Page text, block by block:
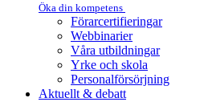
Öka din kompetens
Förarcertifieringar
Webbinarier
Våra utbildningar
Yrke och skola
Personalförsörjning
Aktuellt & debatt